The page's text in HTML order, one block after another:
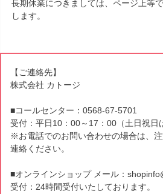
長期休業につきましては、ページ上等
します。
【ご連絡先】
株式会社 カトージ
■コールセンター：0568-67-5701
受付：平日10：00～17：00（土日祝日
※お電話でのお問い合わせの場合は、
連絡ください。
■オンラインショップ メール：
受付：24時間受付いたしております。